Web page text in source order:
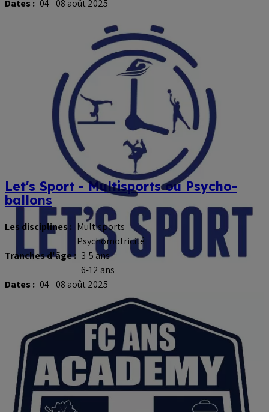
Dates : 04 - 08 août 2025
Let's Sport - Multisports ou Psycho-
ballons
Les disciplines : Multisports
Psychomotricité
Tranches d'âge : 3-5 ans
6-12 ans
Dates : 04 - 08 août 2025